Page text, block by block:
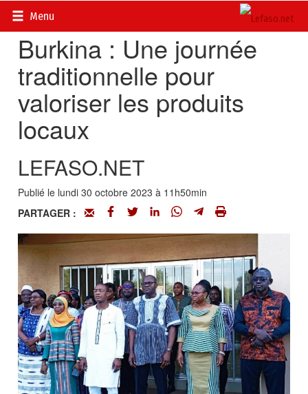
Menu
Accueil>
Burkina : Une journée
traditionnelle pour
valoriser les produits
locaux
LEFASO.NET
Publié le lundi 30 octobre 2023 à 11h50min
PARTAGER :